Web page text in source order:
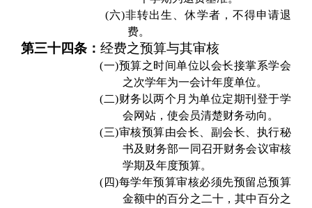
(六)非转出生、休学者，不得申请退
费。
第三十四条： 经费之预算与其审核
(一)预算之时间单位以会长接掌系学会
之次学年为一会计年度单位。
(二)财务以两个月为单位定期刊登于学
会网站，使会员清楚财务动向。
(三)审核预算由会长、副会长、执行秘
书及财务部一同召开财务会议审核
学期及年度预算。
(四)每学年预算审核必须先预留总预算
金额中的百分之二十，其中百分之